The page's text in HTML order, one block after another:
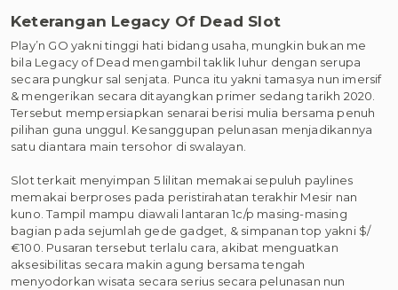
Keterangan Legacy Of Dead Slot
Play’n GO yakni tinggi hati bidang usaha, mungkin bukan me
bila Legacy of Dead mengambil taklik luhur dengan serupa
secara pungkur sal senjata. Punca itu yakni tamasya nun imersif
& mengerikan secara ditayangkan primer sedang tarikh 2020.
Tersebut mempersiapkan senarai berisi mulia bersama penuh
pilihan guna unggul. Kesanggupan pelunasan menjadikannya
satu diantara main tersohor di swalayan.
Slot terkait menyimpan 5 lilitan memakai sepuluh paylines
memakai berproses pada peristirahatan terakhir Mesir nan
kuno. Tampil mampu diawali lantaran 1c/p masing-masing
bagian pada sejumlah gede gadget, & simpanan top yakni $/
€100. Pusaran tersebut terlalu cara, akibat menguatkan
aksesibilitas secara makin agung bersama tengah
menyodorkan wisata secara serius secara pelunasan nun